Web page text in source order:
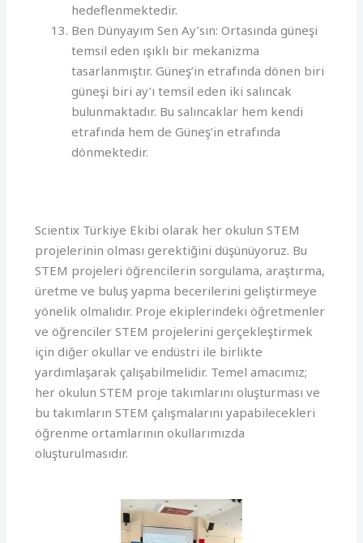
hedeflenmektedir.
Ben Dünyayım Sen Ay’sın: Ortasında güneşi
temsil eden ışıklı bir mekanizma
tasarlanmıştır. Güneş’in etrafında dönen biri
güneşi biri ay’ı temsil eden iki salıncak
bulunmaktadır. Bu salıncaklar hem kendi
etrafında hem de Güneş’in etrafında
dönmektedir.
Scientix Türkiye Ekibi olarak her okulun STEM
projelerinin olması gerektiğini düşünüyoruz. Bu
STEM projeleri öğrencilerin sorgulama, araştırma,
üretme ve buluş yapma becerilerini geliştirmeye
yönelik olmalıdır. Proje ekiplerindeki öğretmenler
ve öğrenciler STEM projelerini gerçekleştirmek
için diğer okullar ve endüstri ile birlikte
yardımlaşarak çalışabilmelidir. Temel amacımız;
her okulun STEM proje takımlarını oluşturması ve
bu takımların STEM çalışmalarını yapabilecekleri
öğrenme ortamlarının okullarımızda
oluşturulmasıdır.